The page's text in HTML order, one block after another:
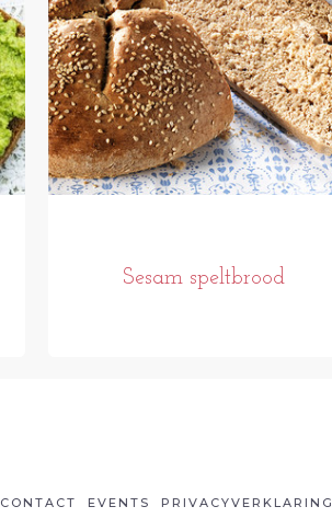
Sesam speltbrood
CONTACT EVENTS PRIVACYVERKLARING